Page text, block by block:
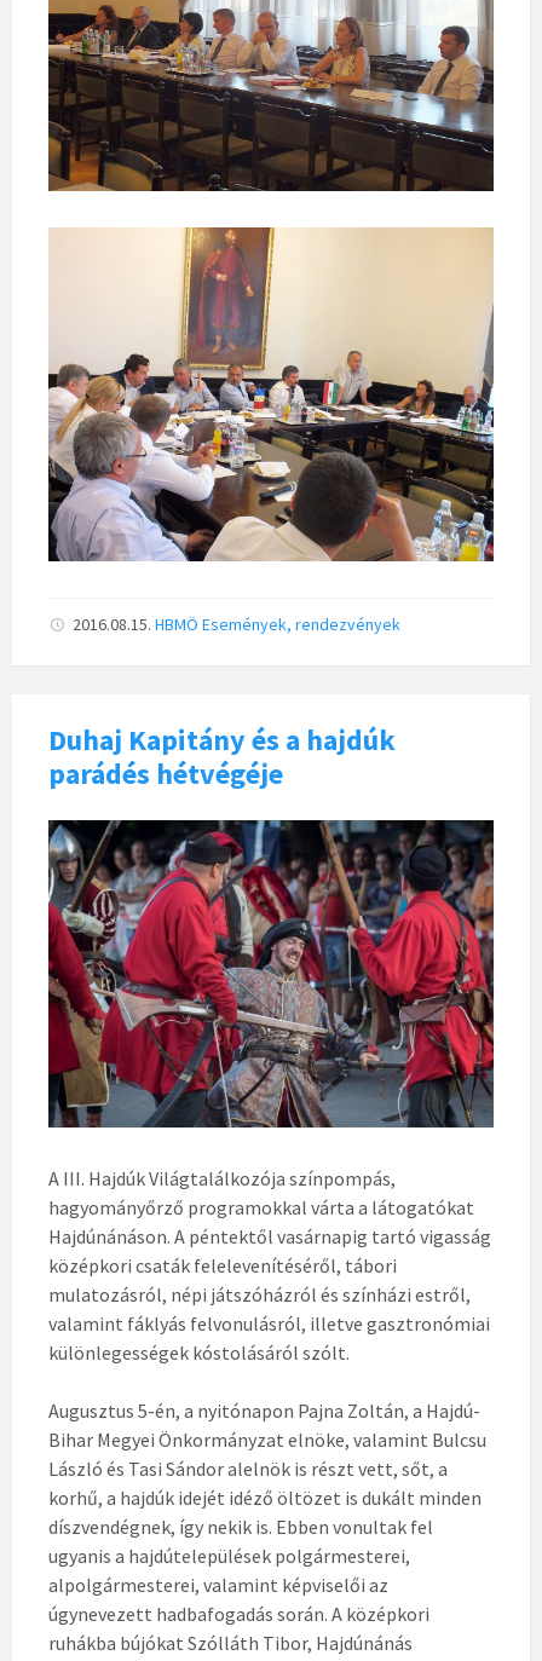
2016.08.15. HBMÖ Események, rendezvények
Duhaj Kapitány és a hajdúk
parádés hétvégéje
A III. Hajdúk Világtalálkozója színpompás,
hagyományőrző programokkal várta a látogatókat
Hajdúnánáson. A péntektől vasárnapig tartó vigasság
középkori csaták felelevenítéséről, tábori
mulatozásról, népi játszóházról és színházi estről,
valamint fáklyás felvonulásról, illetve gasztronómiai
különlegességek kóstolásáról szólt.
Augusztus 5-én, a nyitónapon Pajna Zoltán, a Hajdú-
Bihar Megyei Önkormányzat elnöke, valamint Bulcsu
László és Tasi Sándor alelnök is részt vett, sőt, a
korhű, a hajdúk idejét idéző öltözet is dukált minden
díszvendégnek, így nekik is. Ebben vonultak fel
ugyanis a hajdútelepülések polgármesterei,
alpolgármesterei, valamint képviselői az
úgynevezett hadbafogadás során. A középkori
ruhákba bújókat Szólláth Tibor, Hajdúnánás